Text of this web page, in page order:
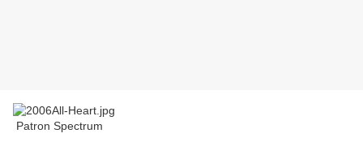
Patron Spectrum